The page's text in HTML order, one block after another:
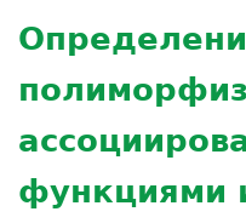
Усиление
безопасности
Налоговый
to
top
функциями